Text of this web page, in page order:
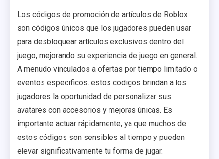
Los códigos de promoción de artículos de Roblox
son códigos únicos que los jugadores pueden usar
para desbloquear artículos exclusivos dentro del
juego, mejorando su experiencia de juego en general.
A menudo vinculados a ofertas por tiempo limitado o
eventos específicos, estos códigos brindan a los
jugadores la oportunidad de personalizar sus
avatares con accesorios y mejoras únicas. Es
importante actuar rápidamente, ya que muchos de
estos códigos son sensibles al tiempo y pueden
elevar significativamente tu forma de jugar.